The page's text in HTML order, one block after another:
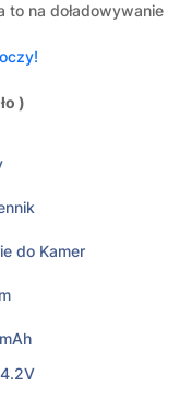
to na doładowywanie
)
do Kamer